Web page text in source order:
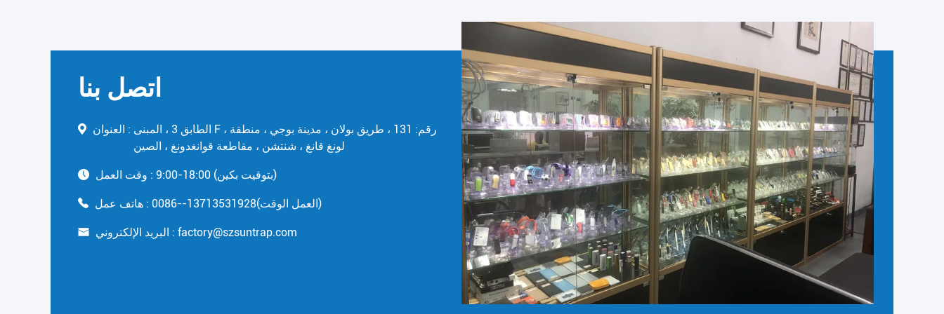
اتصل بنا
العنوان : الطابق 3 ، المبنى F ، رقم: 131 ، طريق بولان ، مدينة بوجي ، منطقة
لونغ قانغ ، شنتشن ، مقاطعة قوانغدونغ ، الصين
وقت العمل : 9:00-18:00 (بتوقيت بكين)
هاتف عمل : 0086--13713531928(العمل الوقت)
البريد الإلكتروني : factory@szsuntrap.com